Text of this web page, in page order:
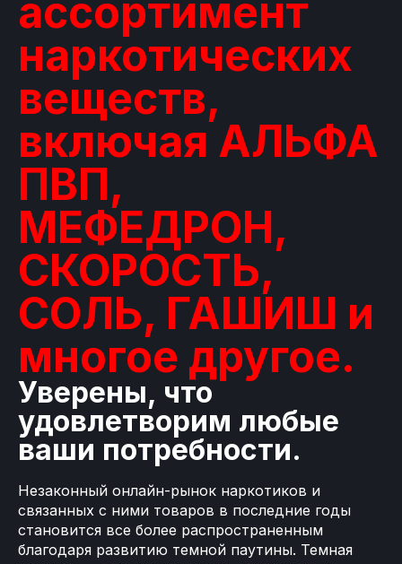
ассортимент
наркотических
веществ,
включая АЛЬФА
ПВП,
МЕФЕДРОН,
СКОРОСТЬ,
СОЛЬ, ГАШИШ и
многое другое.
Уверены, что
удовлетворим любые
ваши потребности.
Незаконный онлайн-рынок наркотиков и
связанных с ними товаров в последние годы
становится все более распространенным
благодаря развитию темной паутины. Темная